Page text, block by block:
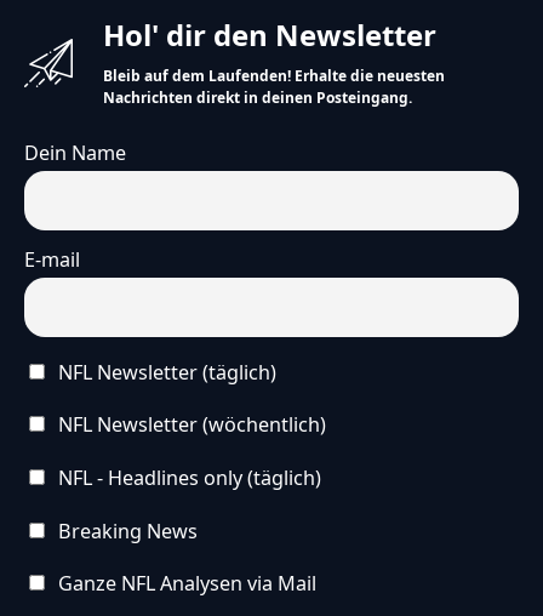
Hol' dir den Newsletter
Bleib auf dem Laufenden! Erhalte die neuesten
Nachrichten direkt in deinen Posteingang.
Dein Name
E-mail
NFL Newsletter (täglich)
NFL Newsletter (wöchentlich)
NFL - Headlines only (täglich)
Breaking News
Ganze NFL Analysen via Mail